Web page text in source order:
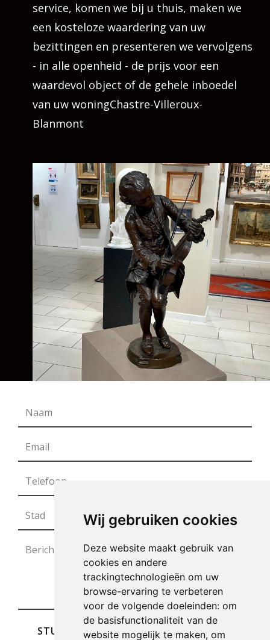
Wij gebruiken cookies
Deze website maakt gebruik van
cookies en andere
trackingtechnologieën om uw
browse-ervaring te verbeteren
voor de volgende doeleinden: om
de basisfunctionaliteit van de
website mogelijk te maken, om
service, komen we bij u thuis, maken we
een kosteloze waardering van uw
bezittingen en presenteren we vervolgens
- in alle openheid - de prijs voor een
waardevol object of de gehele inboedel
van uw woningChastre-Villeroux-
Blanmont
STUREN